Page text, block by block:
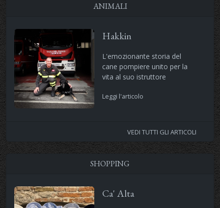
ANIMALI
Hakkin
L'emozionante storia del
cane pompiere unito per la
vita al suo istruttore
Leggi l'articolo
VEDI TUTTI GLI ARTICOLI
SHOPPING
Ca' Alta